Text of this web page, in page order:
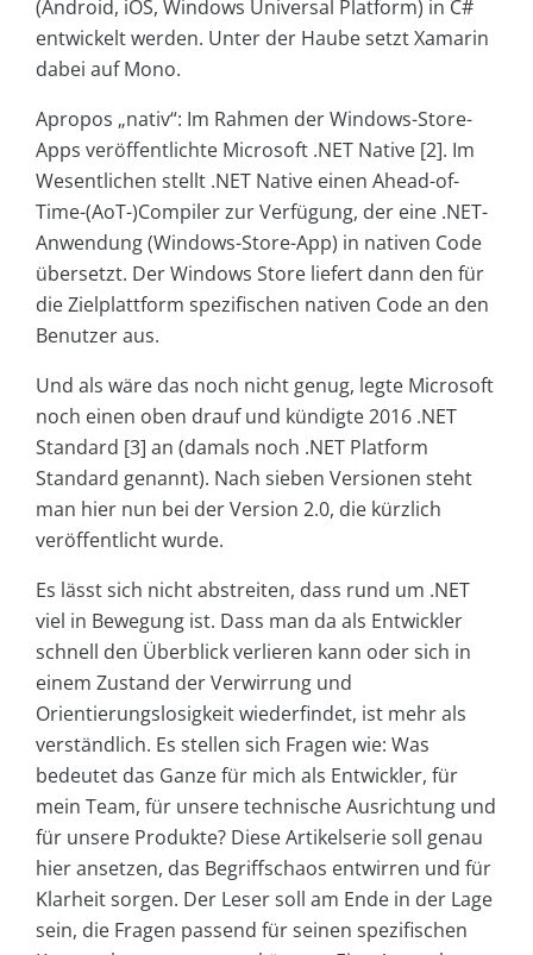
(Android, iOS, Windows Universal Platform) in C#
entwickelt werden. Unter der Haube setzt Xamarin
dabei auf Mono.
Apropos „nativ“: Im Rahmen der Windows-Store-
Apps veröffentlichte Microsoft .NET Native [2]. Im
Wesentlichen stellt .NET Native einen Ahead-of-
Time-(AoT-)Compiler zur Verfügung, der eine .NET-
Anwendung (Windows-Store-App) in nativen Code
übersetzt. Der Windows Store liefert dann den für
die Zielplattform spezifischen nativen Code an den
Benutzer aus.
Und als wäre das noch nicht genug, legte Microsoft
noch einen oben drauf und kündigte 2016 .NET
Standard [3] an (damals noch .NET Platform
Standard genannt). Nach sieben Versionen steht
man hier nun bei der Version 2.0, die kürzlich
veröffentlicht wurde.
Es lässt sich nicht abstreiten, dass rund um .NET
viel in Bewegung ist. Dass man da als Entwickler
schnell den Überblick verlieren kann oder sich in
einem Zustand der Verwirrung und
Orientierungslosigkeit wiederfindet, ist mehr als
verständlich. Es stellen sich Fragen wie: Was
bedeutet das Ganze für mich als Entwickler, für
mein Team, für unsere technische Ausrichtung und
für unsere Produkte? Diese Artikelserie soll genau
hier ansetzen, das Begriffschaos entwirren und für
Klarheit sorgen. Der Leser soll am Ende in der Lage
sein, die Fragen passend für seinen spezifischen